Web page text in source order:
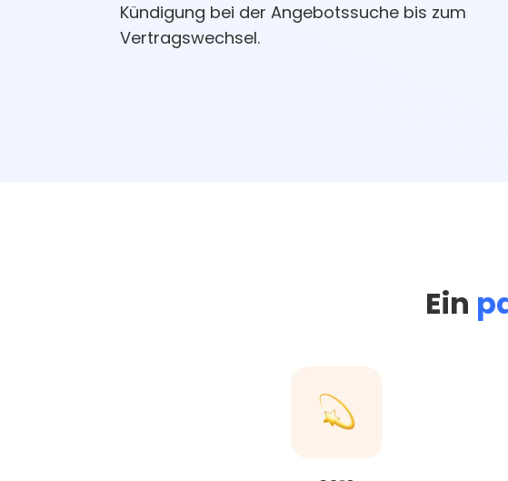
Kündigung bei der Angebotssuche bis zum
Vertragswechsel.
Ein